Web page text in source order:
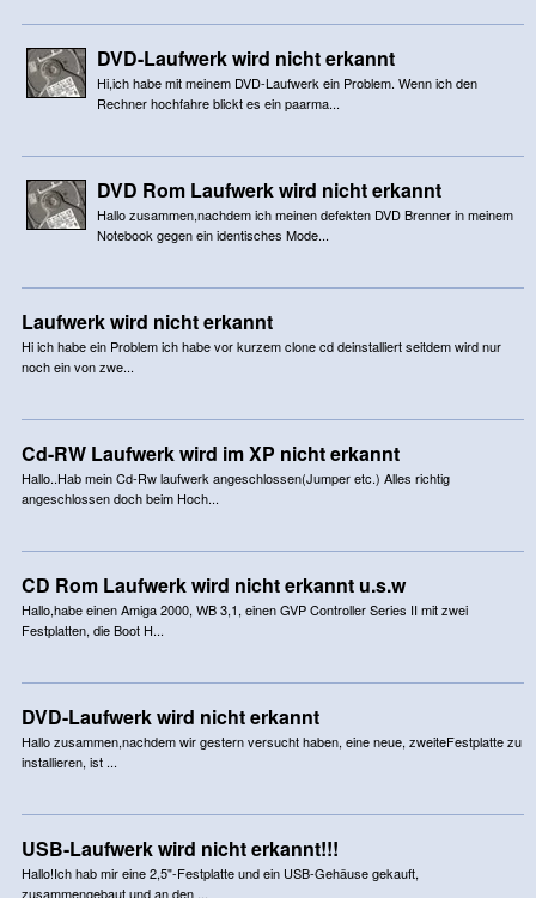
DVD-Laufwerk wird nicht erkannt
Hi,ich habe mit meinem DVD-Laufwerk ein Problem. Wenn ich den
Rechner hochfahre blickt es ein paarma...
DVD Rom Laufwerk wird nicht erkannt
Hallo zusammen,nachdem ich meinen defekten DVD Brenner in meinem
Notebook gegen ein identisches Mode...
Laufwerk wird nicht erkannt
Hi ich habe ein Problem ich habe vor kurzem clone cd deinstalliert seitdem wird nur
noch ein von zwe...
Cd-RW Laufwerk wird im XP nicht erkannt
Hallo..Hab mein Cd-Rw laufwerk angeschlossen(Jumper etc.) Alles richtig
angeschlossen doch beim Hoch...
CD Rom Laufwerk wird nicht erkannt u.s.w
Hallo,habe einen Amiga 2000, WB 3,1, einen GVP Controller Series II mit zwei
Festplatten, die Boot H...
DVD-Laufwerk wird nicht erkannt
Hallo zusammen,nachdem wir gestern versucht haben, eine neue, zweiteFestplatte zu
installieren, ist ...
USB-Laufwerk wird nicht erkannt!!!
Hallo!Ich hab mir eine 2,5"-Festplatte und ein USB-Gehäuse gekauft,
zusammengebaut und an den ...